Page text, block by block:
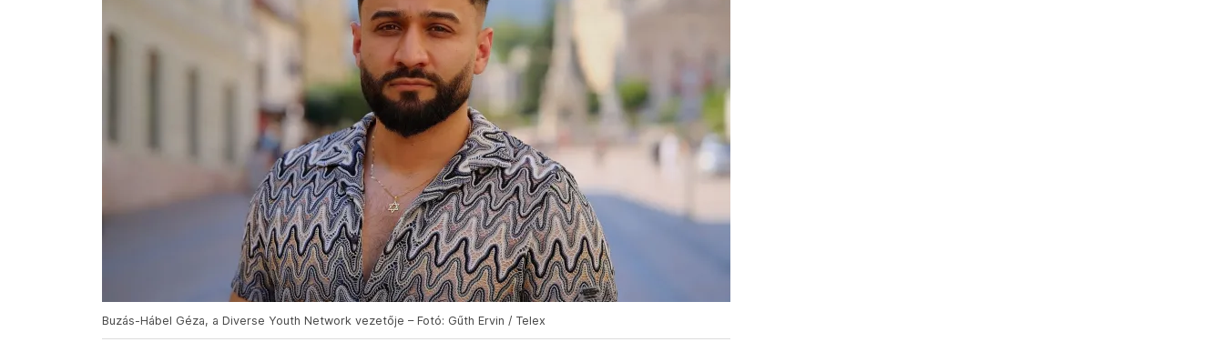
Buzás-Hábel Géza, a Diverse Youth Network vezetője – Fotó: Gűth Ervin / Telex